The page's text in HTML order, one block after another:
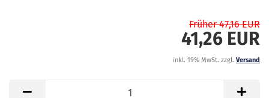
Früher 47,16 EUR
41,26 EUR
inkl. 19% MwSt. zzgl. Versand